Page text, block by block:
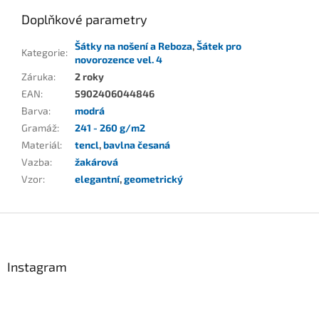
Doplňkové parametry
Kategorie:
Šátky na nošení a Reboza,Šátek pro
novorozence vel. 4
Záruka:
2 roky
EAN:
5902406044846
Barva:
modrá
Gramáž:
241 - 260 g/m2
Materiál: tencl,bavlna česaná
Vazba:
žakárová
Vzor: elegantní,geometrický
Instagram